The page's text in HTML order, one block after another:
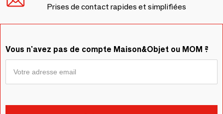
Prises de contact rapides et simplifiées
Vous n'avez pas de compte Maison&Objet ou MOM ?